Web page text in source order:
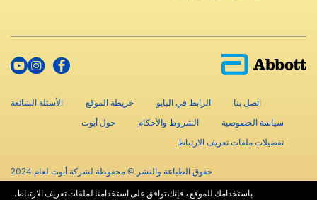
اتصل بنا الرابط في البايو خريطة الموقع
الأسئلة الشائعة
سياسة الخصوصية
الشروط والأحكام
حول أبوت
تفضيلات ملفات تعريف الارتباط
حقوق الطباعة والنشر © محفوظة لشركة أبوت لعام 2024
باستخدامك للموقع ، فإنك توافق على استخدامنا لملفات تعريف الارتباط.